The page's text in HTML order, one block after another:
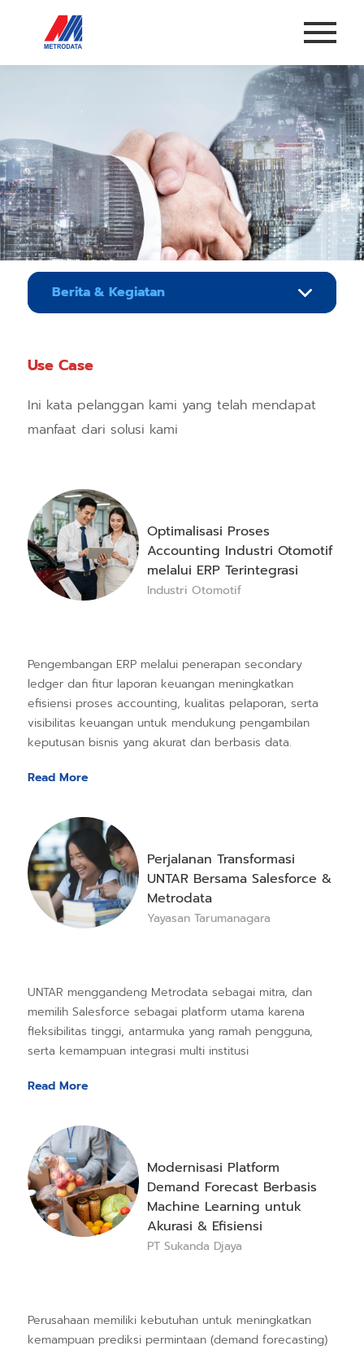
Berita & Kegiatan
Use Case
Ini kata pelanggan kami yang telah mendapat
manfaat dari solusi kami
Optimalisasi Proses
Accounting Industri Otomotif
melalui ERP Terintegrasi
Industri Otomotif
Pengembangan ERP melalui penerapan secondary
ledger dan fitur laporan keuangan meningkatkan
efisiensi proses accounting, kualitas pelaporan, serta
visibilitas keuangan untuk mendukung pengambilan
keputusan bisnis yang akurat dan berbasis data.
Read More
Perjalanan Transformasi
UNTAR Bersama Salesforce &
Metrodata
Yayasan Tarumanagara
UNTAR menggandeng Metrodata sebagai mitra, dan
memilih Salesforce sebagai platform utama karena
fleksibilitas tinggi, antarmuka yang ramah pengguna,
serta kemampuan integrasi multi institusi
Read More
Modernisasi Platform
Demand Forecast Berbasis
Machine Learning untuk
Akurasi & Efisiensi
PT Sukanda Djaya
Perusahaan memiliki kebutuhan untuk meningkatkan
kemampuan prediksi permintaan (demand forecasting)